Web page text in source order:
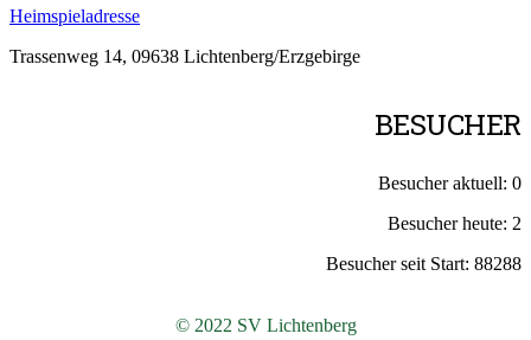
Heimspieladresse
Trassenweg 14, 09638 Lichtenberg/Erzgebirge
BESUCHER
Besucher aktuell: 0
Besucher heute: 2
Besucher seit Start: 88288
© 2022 SV Lichtenberg